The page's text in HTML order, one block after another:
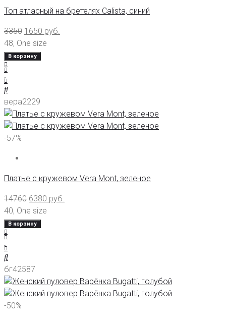
Топ атласный на бретелях Calista, синий
3350 1650 руб.
48, One size
В корзину
вера2229
-57%
Платье с кружевом Vera Mont, зеленое
14760 6380 руб.
40, One size
В корзину
бг42587
-50%